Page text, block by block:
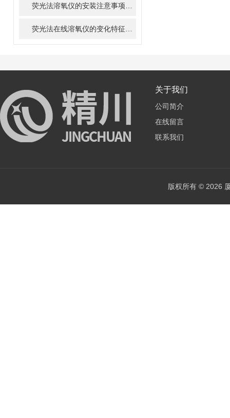
关于我们
公司简介
在线留言
联系我们
版权所有 © 2026